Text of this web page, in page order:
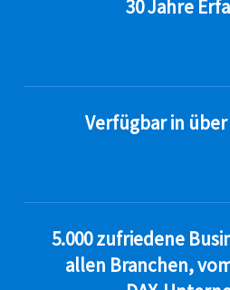
30 Jahre
Verfügbar in
5.000 zufriedene
allen Branchen,